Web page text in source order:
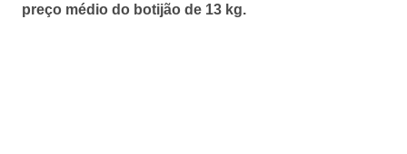
preço médio do botijão de 13 kg.